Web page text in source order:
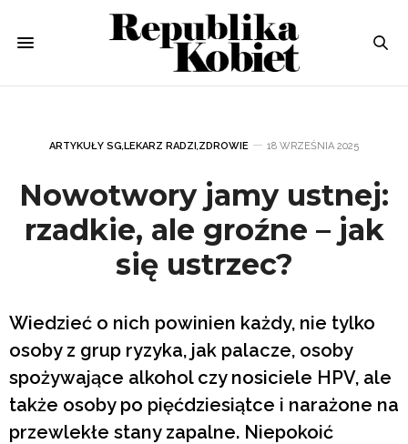
ARTYKUŁY SG,LEKARZ RADZI,ZDROWIE 18 WRZEŚNIA 2025
Nowotwory jamy ustnej:
rzadkie, ale groźne – jak
się ustrzec?
Wiedzieć o nich powinien każdy, nie tylko
osoby z grup ryzyka, jak palacze, osoby
spożywające alkohol czy nosiciele HPV, ale
także osoby po pięćdziesiątce i narażone na
przewlekłe stany zapalne. Niepokoić